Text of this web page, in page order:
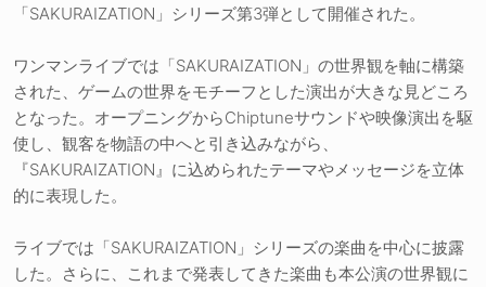
「SAKURAIZATION」シリーズ第3弾として開催された。
ワンマンライブでは「SAKURAIZATION」の世界観を軸に構築
された、ゲームの世界をモチーフとした演出が大きな見どころ
となった。オープニングからChiptuneサウンドや映像演出を駆
使し、観客を物語の中へと引き込みながら、
『SAKURAIZATION』に込められたテーマやメッセージを立体
的に表現した。
ライブでは「SAKURAIZATION」シリーズの楽曲を中心に披露
した。さらに、これまで発表してきた楽曲も本公演の世界観に